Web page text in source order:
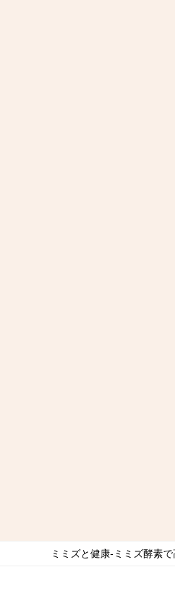
ミミズと健康-ミミズ酵素